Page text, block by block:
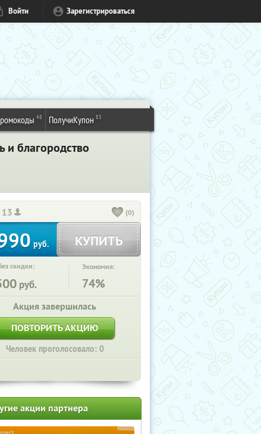
Войти Зарегистрироваться
48 ПолучиКупон 83
и благородство
13 (0)
руб. КУПИТЬ
скидки:
руб.
Экономия:
74%
Акция завершилась
ПОВТОРИТЬ АКЦИЮ
Человек проголосовало: 0
акции партнера